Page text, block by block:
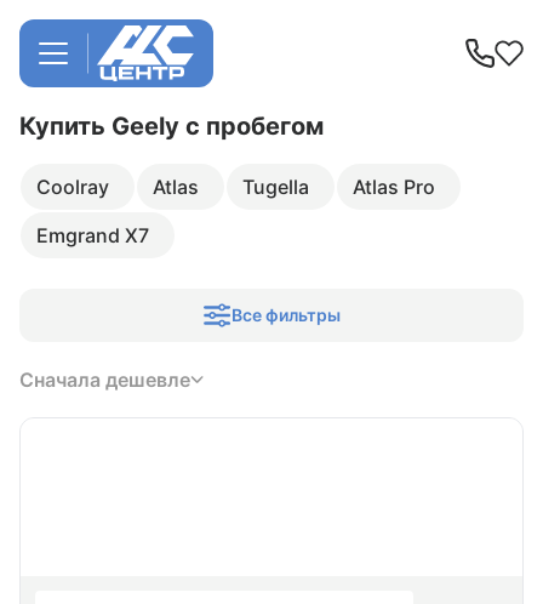
Купить Geely с пробегом
Coolray Atlas Tugella
Atlas Pro
Emgrand X7
Все фильтры
Сначала дешевле